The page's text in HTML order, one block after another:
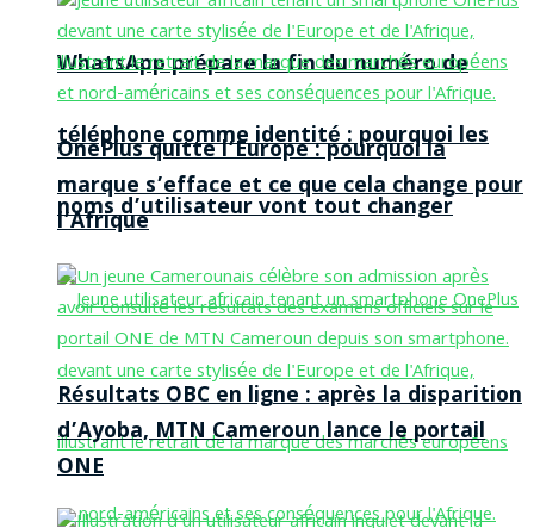
WhatsApp prépare la fin du numéro de
téléphone comme identité : pourquoi les
noms d’utilisateur vont tout changer
OnePlus quitte l’Europe : pourquoi la
marque s’efface et ce que cela change pour
l’Afrique
Résultats OBC en ligne : après la disparition
d’Ayoba, MTN Cameroun lance le portail
ONE